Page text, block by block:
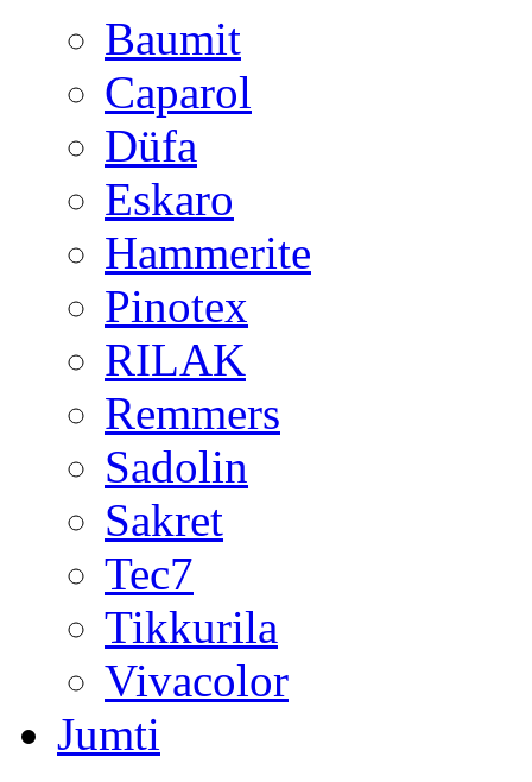
Baumit
Caparol
Düfa
Eskaro
Hammerite
Pinotex
RILAK
Remmers
Sadolin
Sakret
Tec7
Tikkurila
Vivacolor
Jumti